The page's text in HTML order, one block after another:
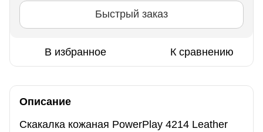
Быстрый заказ
В избранное К сравнению
Описание
Скакалка кожаная PowerPlay 4214 Leather